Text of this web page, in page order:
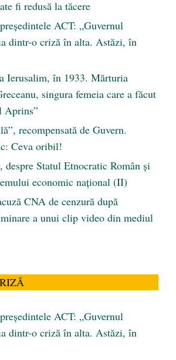
fi redusă la tăcere
ACT: „Guvernul
dintr-o criză în alta. Astăzi, în
Ierusalim, în 1933. Mărturia
singura femeia care a făcut
Aprins”
recompensată de Guvern.
Ceva oribil!
Statul Etnocratic Român şi
economic naţional (II)
CNA de cenzură după
a unui clip video din mediul
ACT: „Guvernul
dintr-o criză în alta. Astăzi, în